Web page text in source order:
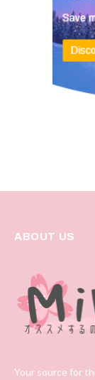
ABOUT US
Your source for